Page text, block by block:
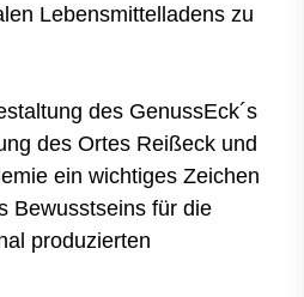
Lebensmittelladens zu
des GenussEck´s
des Ortes Reißeck und
ein wichtiges Zeichen
Bewusstseins für die
produzierten